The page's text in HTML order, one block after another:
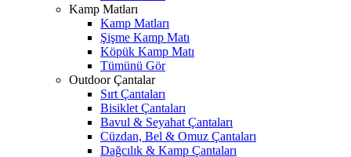
Kamp Matları
Kamp Matları
Şişme Kamp Matı
Köpük Kamp Matı
Tümünü Gör
Outdoor Çantalar
Sırt Çantaları
Bisiklet Çantaları
Bavul & Seyahat Çantaları
Cüzdan, Bel & Omuz Çantaları
Dağcılık & Kamp Çantaları